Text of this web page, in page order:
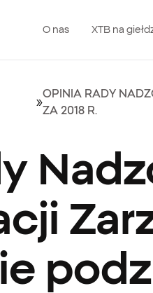
O nas XTB na
»
OPINIA RADY
ZA 2018 R.